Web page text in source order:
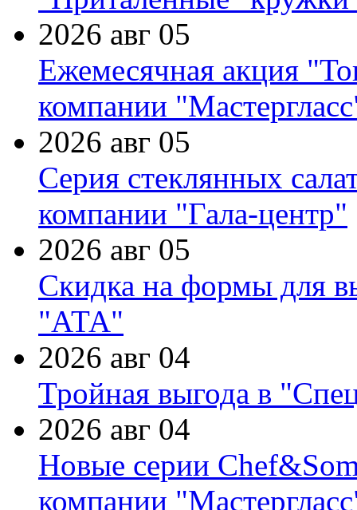
2026 авг 05
Ежемесячная акция
компании
2026 авг 05
Серия стеклянных
компании "Гала-центр"
2026 авг 05
Скидка на формы для
"АТА"
2026 авг 04
Тройная выгода в
2026 авг 04
Новые серии
компании